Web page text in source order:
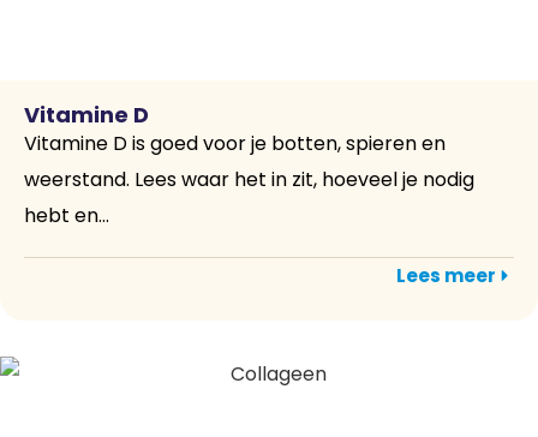
Vitamine D
Vitamine D is goed voor je botten, spieren en
weerstand. Lees waar het in zit, hoeveel je nodig
hebt en...
Lees meer